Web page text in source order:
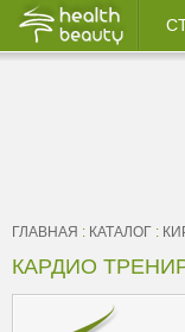
ГЛАВНАЯ : КАТАЛОГ :
КАРДИО